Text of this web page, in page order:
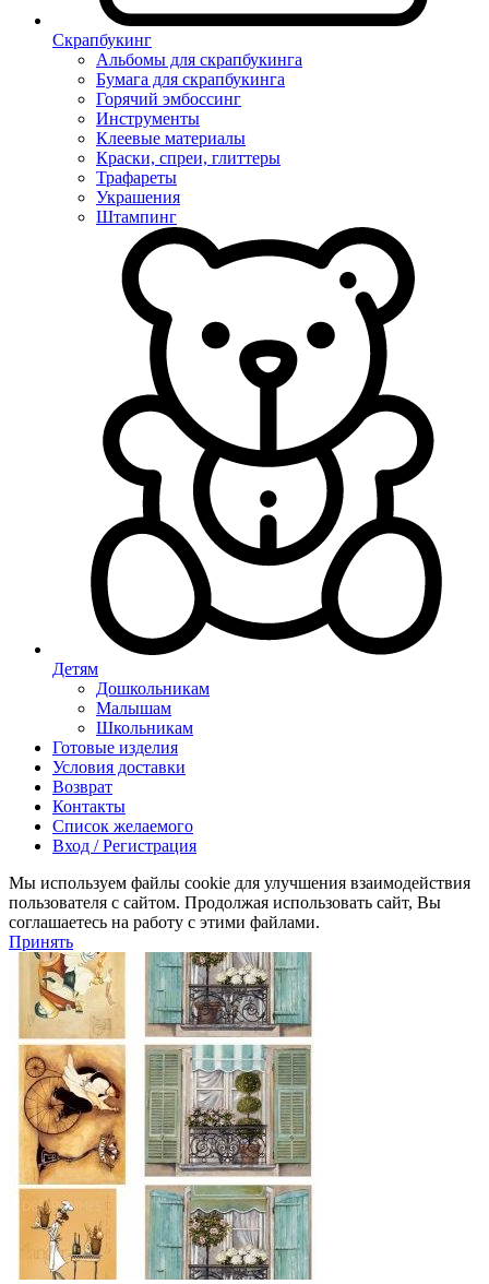
Скрапбукинг
Альбомы для скрапбукинга
Бумага для скрапбукинга
Горячий эмбоссинг
Инструменты
Клеевые материалы
Краски, спреи, глиттеры
Трафареты
Украшения
Штампинг
Детям
Дошкольникам
Малышам
Школьникам
Готовые изделия
Условия доставки
Возврат
Контакты
Список желаемого
Вход / Регистрация
Мы используем файлы cookie для улучшения взаимодействия
пользователя с сайтом. Продолжая использовать сайт, Вы
соглашаетесь на работу с этими файлами.
Принять